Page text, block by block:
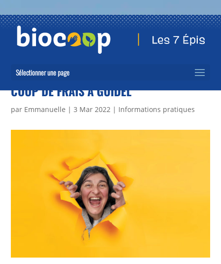
Sélectionner une page
COUP DE FRAIS À GUIDEL
par Emmanuelle |3 Mar 2022 | Informations pratiques